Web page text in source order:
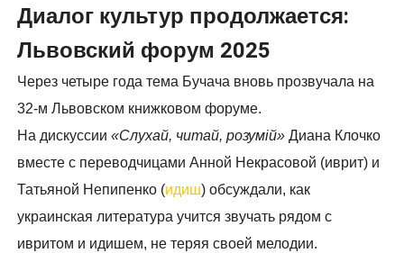
Диалог культур продолжается:
Львовский форум 2025
Через четыре года тема Бучача вновь прозвучала на
32-м Львовском книжковом форуме.
На дискуссии«Слухай, читай, розумій» Диана Клочко
вместе с переводчицами Анной Некрасовой (иврит) и
Татьяной Непипенко (идиш) обсуждали, как
украинская литература учится звучать рядом с
ивритом и идишем, не теряя своей мелодии.